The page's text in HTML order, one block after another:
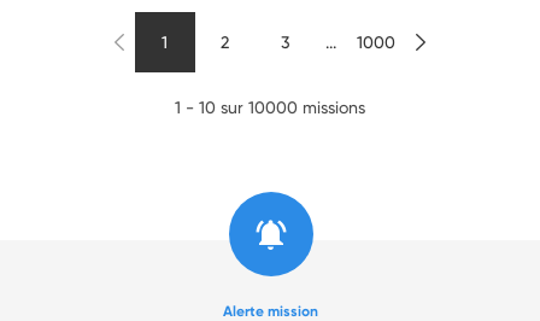
1 2 3 ... 1000
1 - 10 sur 10000 missions
Alerte mission